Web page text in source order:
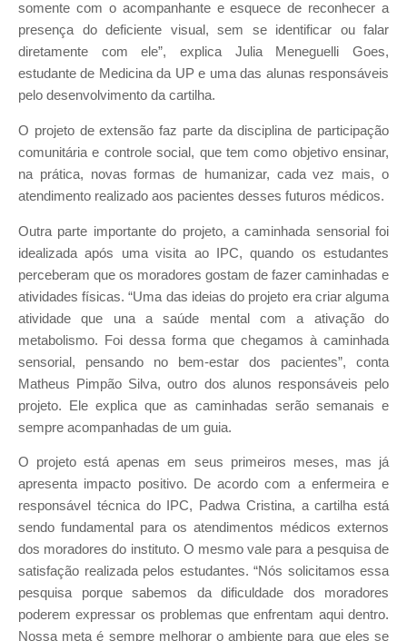
somente com o acompanhante e esquece de reconhecer a
presença do deficiente visual, sem se identificar ou falar
diretamente com ele”, explica Julia Meneguelli Goes,
estudante de Medicina da UP e uma das alunas responsáveis
pelo desenvolvimento da cartilha.
O projeto de extensão faz parte da disciplina de participação
comunitária e controle social, que tem como objetivo ensinar,
na prática, novas formas de humanizar, cada vez mais, o
atendimento realizado aos pacientes desses futuros médicos.
Outra parte importante do projeto, a caminhada sensorial foi
idealizada após uma visita ao IPC, quando os estudantes
perceberam que os moradores gostam de fazer caminhadas e
atividades físicas. “Uma das ideias do projeto era criar alguma
atividade que una a saúde mental com a ativação do
metabolismo. Foi dessa forma que chegamos à caminhada
sensorial, pensando no bem-estar dos pacientes”, conta
Matheus Pimpão Silva, outro dos alunos responsáveis pelo
projeto. Ele explica que as caminhadas serão semanais e
sempre acompanhadas de um guia.
O projeto está apenas em seus primeiros meses, mas já
apresenta impacto positivo. De acordo com a enfermeira e
responsável técnica do IPC, Padwa Cristina, a cartilha está
sendo fundamental para os atendimentos médicos externos
dos moradores do instituto. O mesmo vale para a pesquisa de
satisfação realizada pelos estudantes. “Nós solicitamos essa
pesquisa porque sabemos da dificuldade dos moradores
poderem expressar os problemas que enfrentam aqui dentro.
Nossa meta é sempre melhorar o ambiente para que eles se